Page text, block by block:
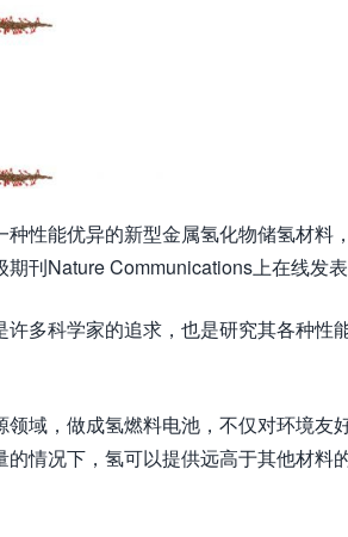
性能优异的新型金属氢化物储氢材料
刊Nature Communications上在线发表
多科学家的追求，也是研究其各种性
域，做成氢燃料电池，不仅对环境友
情况下，氢可以提供远高于其他材料